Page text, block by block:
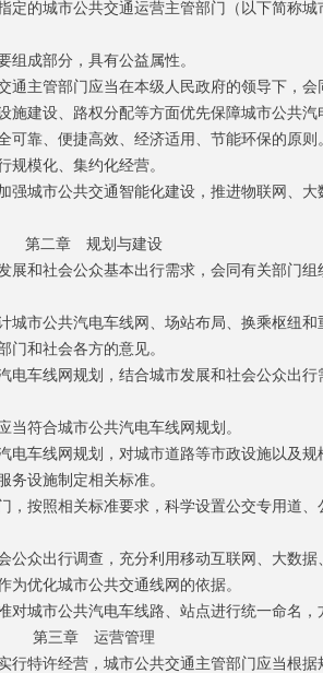
的城市公共交通运营主管部门（以下简称城
成部分，具有公益属性。
主管部门应当在本级人民政府的领导下，会
建设、路权分配等方面优先保障城市公共汽
、便捷高效、经济适用、节能环保的原则
模化、集约化经营。
市公共交通智能化建设，推进物联网、大
第二章 规划与建设
社会公众基本出行需求，会同有关部门组
市公共汽电车线网、场站布局、换乘枢纽和
门和社会各方的意见。
线网规划，结合城市发展和社会公众出行
符合城市公共汽电车线网规划。
线网规划，对城市道路等市政设施以及规
务设施制定相关标准。
照相关标准要求，科学设置公交专用道、
出行调查，充分利用移动互联网、大数据
为优化城市公共交通线网的依据。
市公共汽电车线路、站点进行统一命名，
第三章 运营管理
许经营，城市公共交通主管部门应当根据